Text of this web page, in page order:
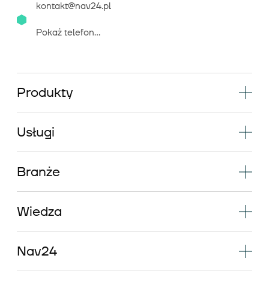
kontakt@nav24.pl
Pokaż telefon...
Produkty
Usługi
Branże
Wiedza
Nav24